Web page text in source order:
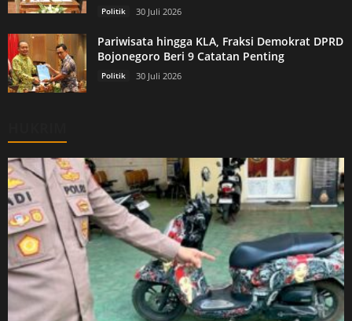
Politik 30 Juli 2026
Pariwisata hingga KLA, Fraksi Demokrat DPRD
Bojonegoro Beri 9 Catatan Penting
Politik 30 Juli 2026